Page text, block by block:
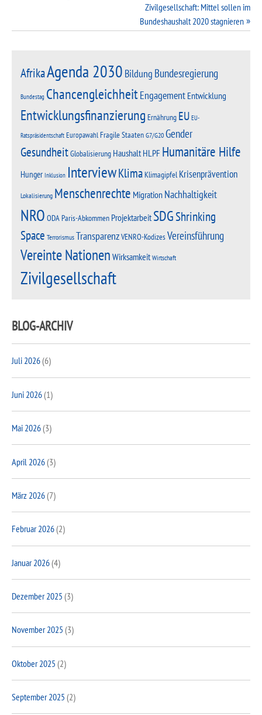
Zivilgesellschaft: Mittel sollen im
Bundeshaushalt 2020 stagnieren
AfrikaAgenda 2030 Bildung Bundesregierung
Bundestag ChancengleichheitEngagement Entwicklung
Entwicklungsfinanzierung Ernährung EU EU-
Ratspräsidentschaft EuropawahlFragile StaatenG7/G20Gender
GesundheitGlobalisierung HaushaltHLPF Humanitäre Hilfe
Hunger Inklusion InterviewKlimaKlimagipfel Krisenprävention
Lokalisierung Menschenrechte Migration Nachhaltigkeit
NRO ODAParis-Abkommen ProjektarbeitSDGShrinking
Space TerrorismusTransparenzVENRO-KodizesVereinsführung
Vereinte Nationen Wirksamkeit Wirtschaft
Zivilgesellschaft
BLOG-ARCHIV
Juli 2026(6)
Juni 2026(1)
Mai 2026(3)
April 2026(3)
März 2026(7)
Februar 2026(2)
Januar 2026(4)
Dezember 2025 (3)
November 2025 (3)
Oktober 2025 (2)
September 2025 (2)